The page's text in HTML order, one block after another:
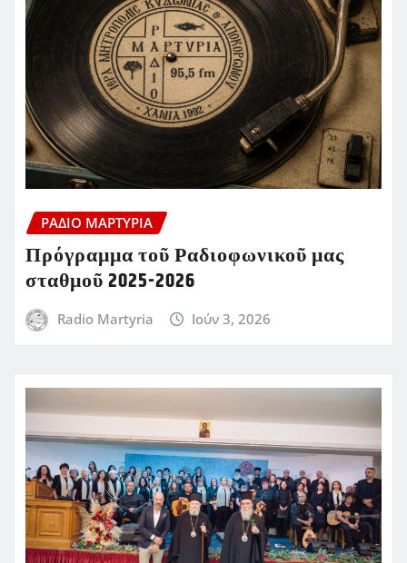
ΡΆΔΙΟ ΜΑΡΤΥΡΊΑ
Πρόγραμμα τοῦ Ραδιοφωνικοῦ μας
σταθμοῦ 2025-2026
Radio Martyria Ιούν 3, 2026